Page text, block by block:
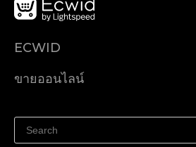
ECWID
ราคา
ขายออนไลน์
ขายบนเฟสบุ๊ค